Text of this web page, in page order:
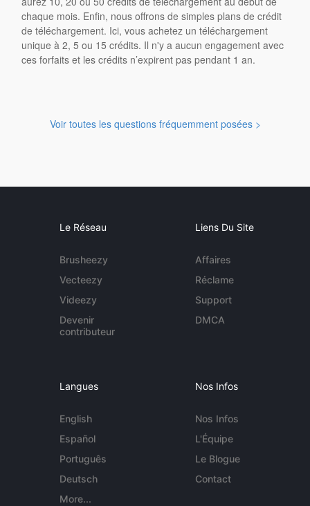
chaque mois. Enfin, nous offrons de simples plans de crédit
de téléchargement. Ici, vous achetez un téléchargement
unique à 2, 5 ou 15 crédits. Il n'y a aucun engagement avec
ces forfaits et les crédits n’expirent pas pendant 1 an.
Voir toutes les questions fréquemment posées >
Le Réseau
Brusheezy
Vecteezy
Videezy
Devenir
contributeur
Liens Du Site
Affaires
Réclame
Support
DMCA
Langues
English
Español
Português
Deutsch
More...
Nos Infos
Nos Infos
L'Équipe
Le Blogue
Contact